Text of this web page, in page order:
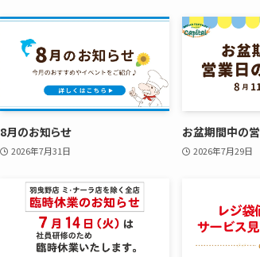
8月のお知らせ
2026年7月31日
お盆期間中の
2026年7月29日